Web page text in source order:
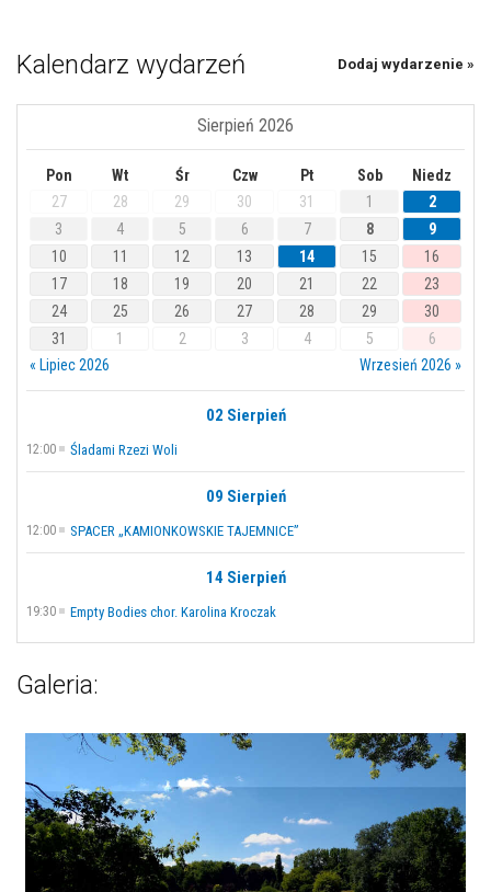
Kalendarz wydarzeń Dodaj wydarzenie »
Sierpień 2026
Pon Wt Śr Czw Pt Sob
Niedz
27
28 29 30 31 1
2
3
4 5 6 7 8
9
10
11 12 13 14 15
16
17
18 19 20 21 22
23
24
25 26 27 28 29
30
31
1 2 3 4 5
6
« Lipiec 2026
Wrzesień 2026 »
02 Sierpień
12:00 Śladami Rzezi Woli
09 Sierpień
12:00 SPACER „KAMIONKOWSKIE TAJEMNICE”
14 Sierpień
19:30 Empty Bodies chor. Karolina Kroczak
Galeria: